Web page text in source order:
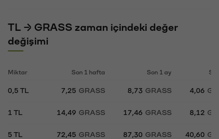
TL → GRASS zaman içindeki değer
değişimi
Miktar Son 1 hafta Son 1 ay
0,5 TL 7,25 GRASS 8,73 GRASS 4,06
1 TL 14,49 GRASS 17,46 GRASS 8,12
5 TL 72,45 GRASS 87,30 GRASS 40,60